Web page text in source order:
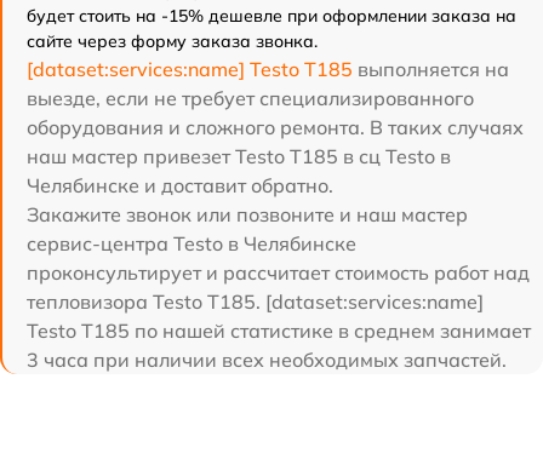
будет стоить на -15% дешевле при оформлении заказа на
сайте через форму заказа звонка.
[dataset:services:name] Testo T185 выполняется на
выезде, если не требует специализированного
оборудования и сложного ремонта. В таких случаях
наш мастер привезет Testo T185 в сц Testo в
Челябинске и доставит обратно.
Закажите звонок или позвоните и наш мастер
сервис-центра Testo в Челябинске
проконсультирует и рассчитает стоимость работ над
тепловизора Testo T185. [dataset:services:name]
Testo T185 по нашей статистике в среднем занимает
3 часа при наличии всех необходимых запчастей.